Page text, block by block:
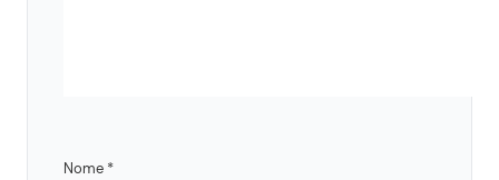
Nome *